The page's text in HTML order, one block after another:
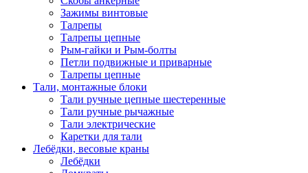
Зажимы винтовые
Талрепы
Талрепы цепные
Рым-гайки и Рым-болты
Петли подвижные и приварные
Талрепы цепные
Тали, монтажные блоки
Тали ручные цепные шестеренные
Тали ручные рычажные
Тали электрические
Каретки для тали
Лебёдки, весовые краны
Лебёдки